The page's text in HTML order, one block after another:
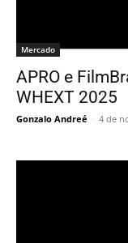
Mercado
APRO e
WHEXT 2025
Gonzalo Andreé - 4 de